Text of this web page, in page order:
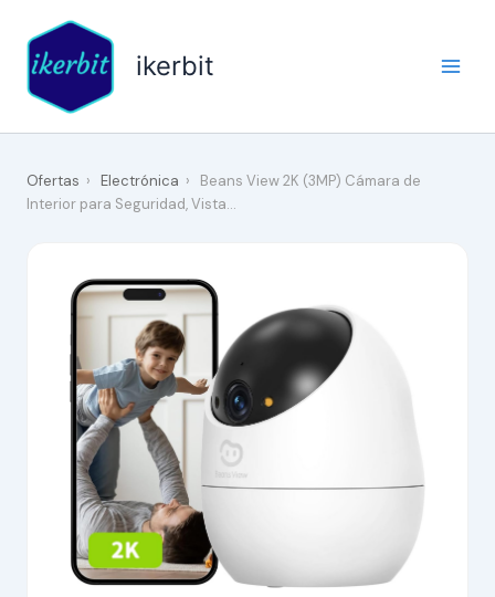
contenido
ikerbit
Ofertas › Electrónica ›
Beans View 2K (3MP) Cámara de
Interior para Seguridad, Vista…